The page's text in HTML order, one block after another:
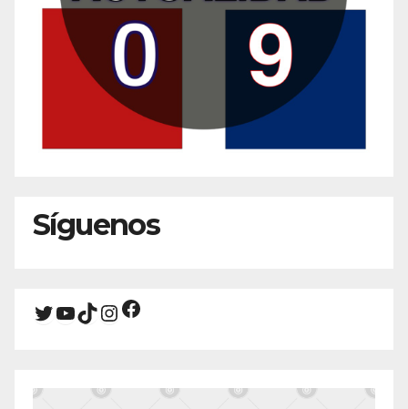
Síguenos
Twitter
YouTube
TikTok
Instagram
Facebook